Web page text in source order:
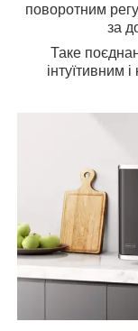
поворотним
за
Таке
інтуїтивним